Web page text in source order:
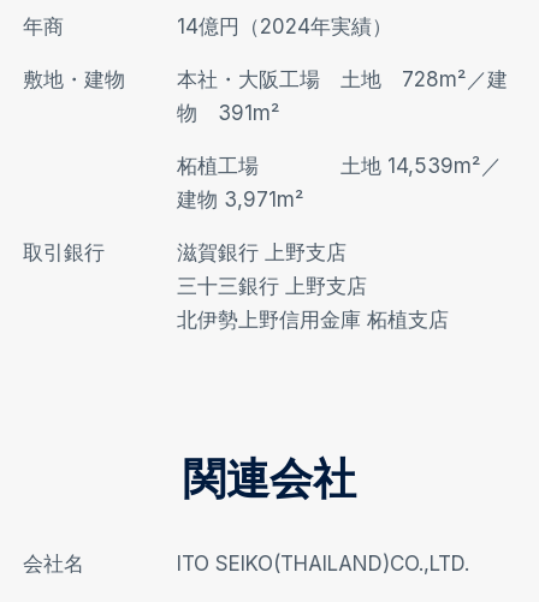
年商 14億円（2024年実績）
敷地・建物
本社・大阪工場 土地 728m²／建
物 391m²
柘植工場 土地 14,539m²／
建物 3,971m²
取引銀行
滋賀銀行 上野支店
三十三銀行 上野支店
北伊勢上野信用金庫 柘植支店
関連会社
会社名 ITO SEIKO(THAILAND)CO.,LTD.